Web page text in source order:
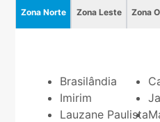
Zona Norte Zona Leste Zona
Brasilândia
Imirim
Lauzane Paulista